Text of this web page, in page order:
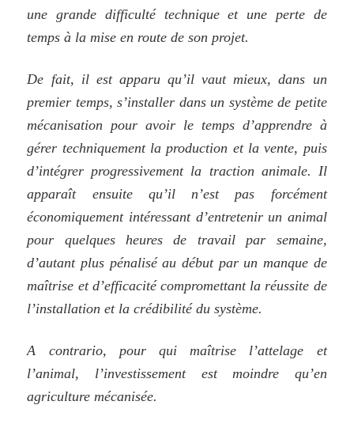
une grande difficulté technique et une perte de
temps à la mise en route de son projet.
De fait, il est apparu qu’il vaut mieux, dans un
premier temps, s’installer dans un système de petite
mécanisation pour avoir le temps d’apprendre à
gérer techniquement la production et la vente, puis
d’intégrer progressivement la traction animale. Il
apparaît ensuite qu’il n’est pas forcément
économiquement intéressant d’entretenir un animal
pour quelques heures de travail par semaine,
d’autant plus pénalisé au début par un manque de
maîtrise et d’efficacité compromettant la réussite de
l’installation et la crédibilité du système.
A contrario, pour qui maîtrise l’attelage et
l’animal, l’investissement est moindre qu’en
agriculture mécanisée.